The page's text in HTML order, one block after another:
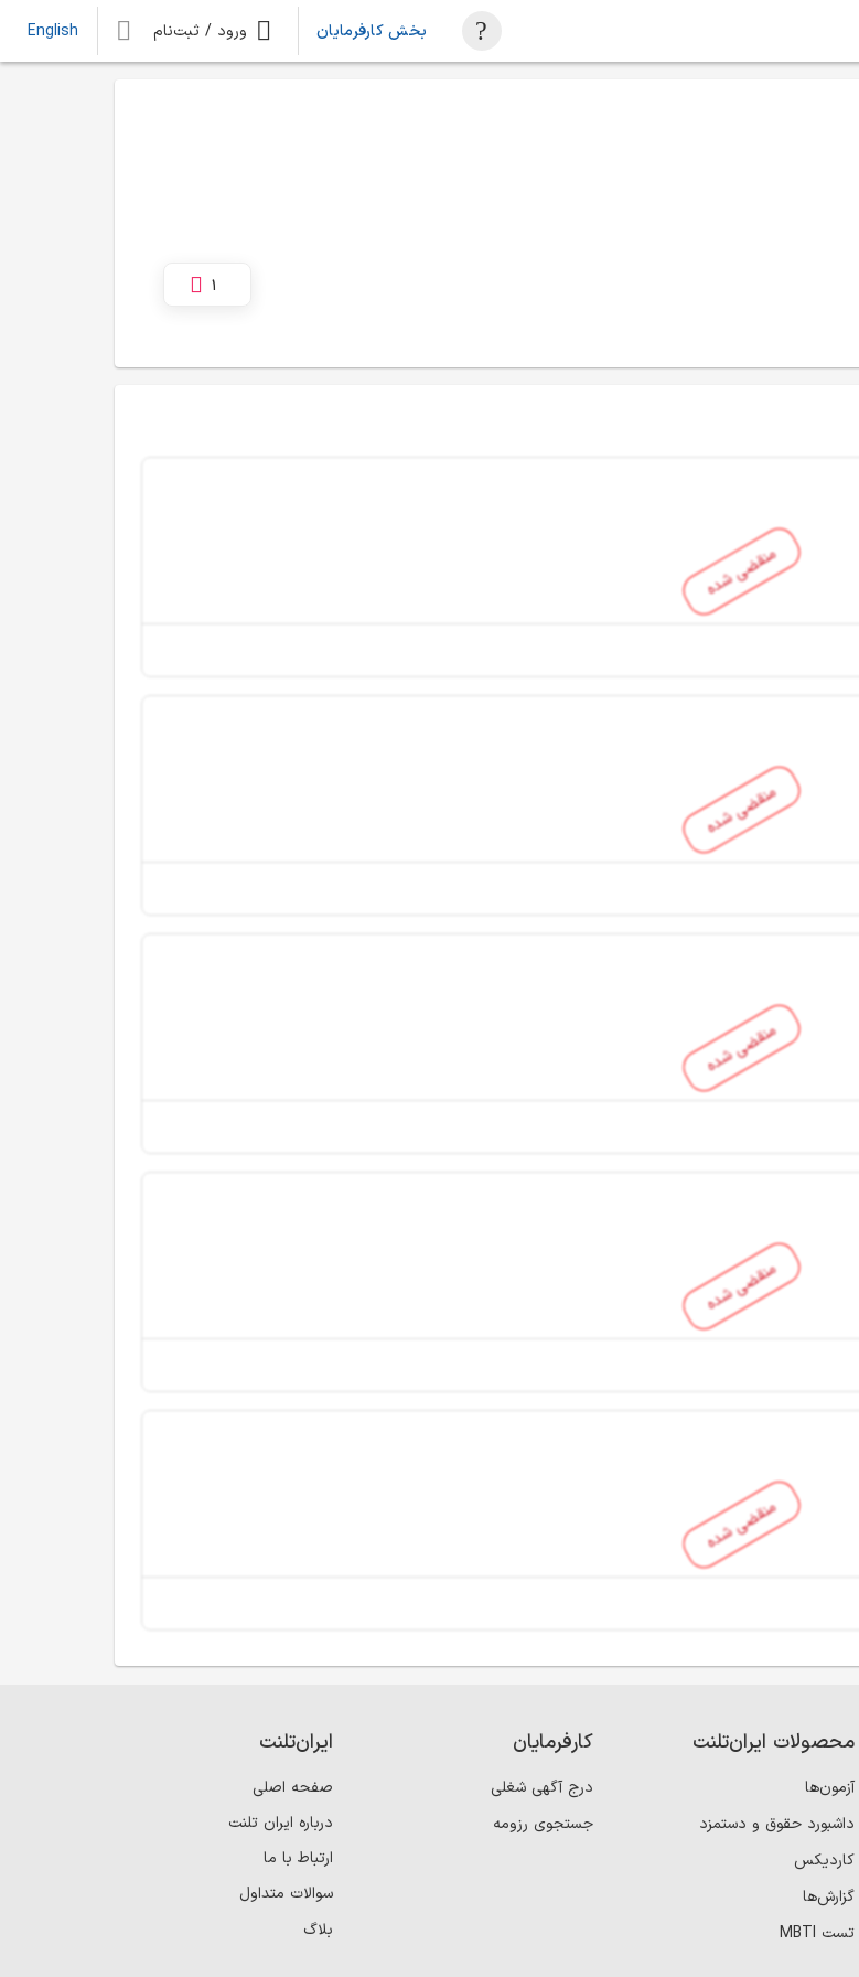
بخش کارفرمایان ورود / ثبت‌نام English
1
منقضی شده
منقضی شده
منقضی شده
منقضی شده
منقضی شده
محصولات ایران‌تلنت
آزمون‌ها
داشبورد حقوق و دستمزد
کاردیکس
گزارش‌ها
تست MBTI
کارفرمایان
درج آگهی شغلی
جستجوی رزومه
ایران‌تلنت
صفحه اصلی
درباره ایران تلنت
ارتباط با ما
سوالات متداول
بلاگ